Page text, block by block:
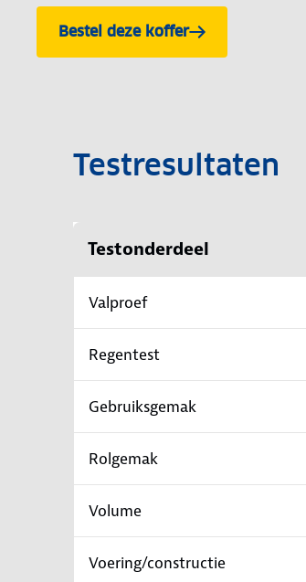
Bestel deze kofferBestel de Decent maxi
Testresultaten
Testonderdeel
Valproef
Regentest
Gebruiksgemak
Rolgemak
Volume
Voering/constructie